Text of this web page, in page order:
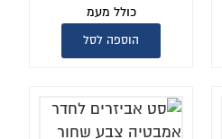
כולל מעמ
הוספה לסל